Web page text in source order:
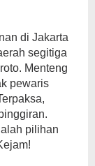
di Jakarta
segitiga
Menteng
pewaris
pilihan